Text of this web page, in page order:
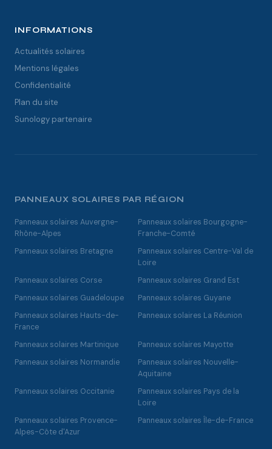
INFORMATIONS
Actualités solaires
Mentions légales
Confidentialité
Plan du site
Sunology partenaire
PANNEAUX SOLAIRES PAR RÉGION
Panneaux solaires Auvergne-
Rhône-Alpes
Panneaux solaires Bourgogne-
Franche-Comté
Panneaux solaires Bretagne
Panneaux solaires Centre-Val de
Loire
Panneaux solaires Corse
Panneaux solaires Grand Est
Panneaux solaires Guadeloupe
Panneaux solaires Guyane
Panneaux solaires Hauts-de-
France
Panneaux solaires La Réunion
Panneaux solaires Martinique
Panneaux solaires Mayotte
Panneaux solaires Normandie
Panneaux solaires Nouvelle-
Aquitaine
Panneaux solaires Occitanie
Panneaux solaires Pays de la
Loire
Panneaux solaires Provence-
Alpes-Côte d'Azur
Panneaux solaires Île-de-France